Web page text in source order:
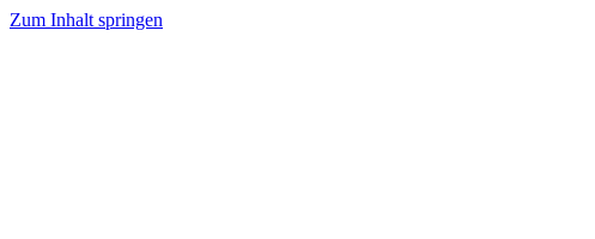
Zum Inhalt springen